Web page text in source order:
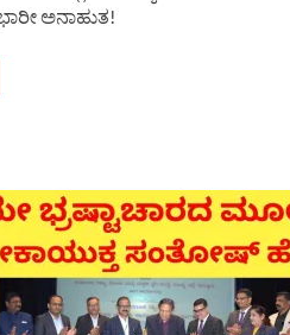
ಅನಾಹುತ!